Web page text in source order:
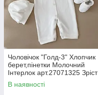
Чоловічок "Голд-3" Хлопчик
берет,пінетки Молочний
Інтерлок арт.27071325 Зріст
56-38(р)
В наявності